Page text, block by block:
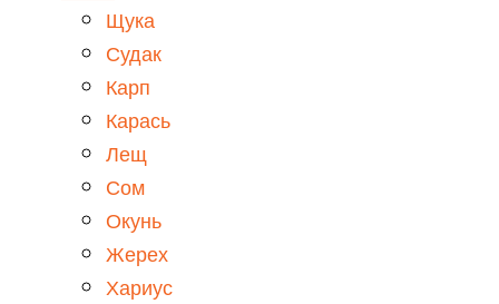
Щука
Судак
Карп
Карась
Лещ
Сом
Окунь
Жерех
Хариус